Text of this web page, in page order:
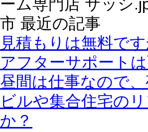
見積もりは無料です
アフターサポート
昼間は仕事なので
ビルや集合住宅の
か？